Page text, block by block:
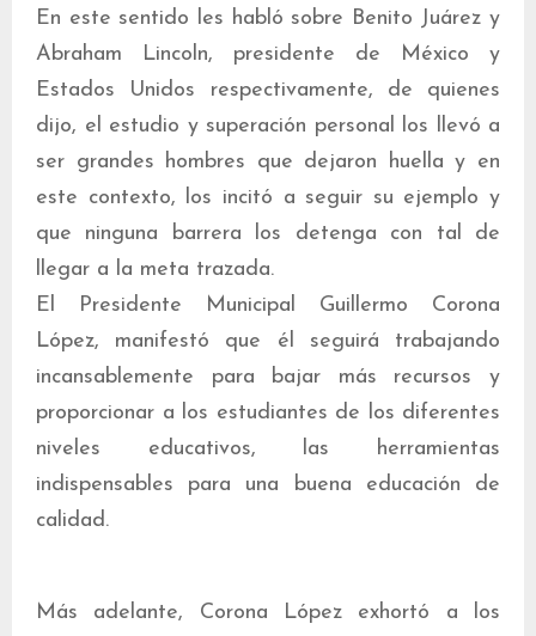
En este sentido les habló sobre Benito Juárez y
Abraham Lincoln, presidente de México y
Estados Unidos respectivamente, de quienes
dijo, el estudio y superación personal los llevó a
ser grandes hombres que dejaron huella y en
este contexto, los incitó a seguir su ejemplo y
que ninguna barrera los detenga con tal de
llegar a la meta trazada.
El Presidente Municipal Guillermo Corona
López, manifestó que él seguirá trabajando
incansablemente para bajar más recursos y
proporcionar a los estudiantes de los diferentes
niveles educativos, las herramientas
indispensables para una buena educación de
calidad.
Más adelante, Corona López exhortó a los